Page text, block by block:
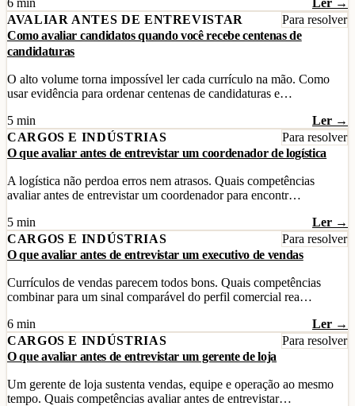
6 min
Ler →
AVALIAR ANTES DE ENTREVISTAR
Para resolver
Como avaliar candidatos quando você recebe centenas de
candidaturas
O alto volume torna impossível ler cada currículo na mão. Como
usar evidência para ordenar centenas de candidaturas e…
5 min
Ler →
CARGOS E INDÚSTRIAS
Para resolver
O que avaliar antes de entrevistar um coordenador de logística
A logística não perdoa erros nem atrasos. Quais competências
avaliar antes de entrevistar um coordenador para encontr…
5 min
Ler →
CARGOS E INDÚSTRIAS
Para resolver
O que avaliar antes de entrevistar um executivo de vendas
Currículos de vendas parecem todos bons. Quais competências
combinar para um sinal comparável do perfil comercial rea…
6 min
Ler →
CARGOS E INDÚSTRIAS
Para resolver
O que avaliar antes de entrevistar um gerente de loja
Um gerente de loja sustenta vendas, equipe e operação ao mesmo
tempo. Quais competências avaliar antes de entrevistar…